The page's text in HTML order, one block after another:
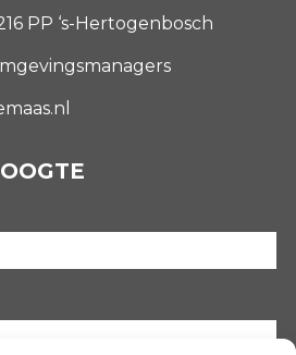
PP ‘s-Hertogenbosch